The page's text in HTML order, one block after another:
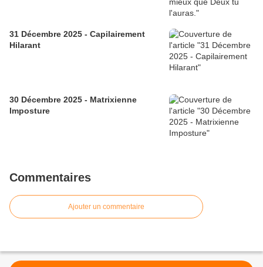
31 Décembre 2025 - Capilairement
Hilarant
30 Décembre 2025 - Matrixienne
Imposture
Commentaires
Ajouter un commentaire